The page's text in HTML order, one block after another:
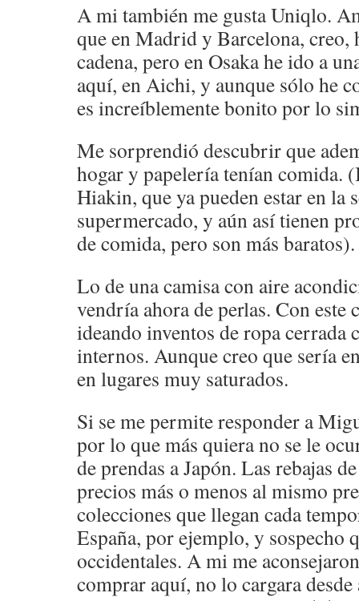
A mi también me gusta Uniqlo.
que en Madrid y Barcelona, creo,
cadena, pero en Osaka he ido a
aquí, en Aichi, y aunque sólo he
es increíblemente bonito por lo
Me sorprendió descubrir que
hogar y papelería tenían comida.
Hiakin, que ya pueden estar en la
supermercado, y aún así tienen
de comida, pero son más baratos).
Lo de una camisa con aire
vendría ahora de perlas. Con este
ideando inventos de ropa cerrada
internos. Aunque creo que sería
en lugares muy saturados.
Si se me permite responder a
por lo que más quiera no se le
de prendas a Japón. Las rebajas
precios más o menos al mismo
colecciones que llegan cada
España, por ejemplo, y sospecho
occidentales. A mi me
comprar aquí, no lo cargara